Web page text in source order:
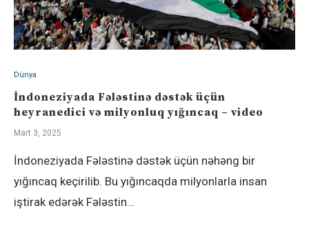
Dünya
İndoneziyada Fələstinə dəstək üçün
heyranedici və milyonluq yığıncaq – video
Mart 3, 2025
İndoneziyada Fələstinə dəstək üçün nəhəng bir
yığıncaq keçirilib. Bu yığıncaqda milyonlarla insan
iştirak edərək Fələstin…